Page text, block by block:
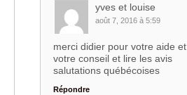
yves et louise
août 7, 2016 à 5:59
merci didier pour votre aide
votre conseil et lire les avis
salutations québécoises
Répondre